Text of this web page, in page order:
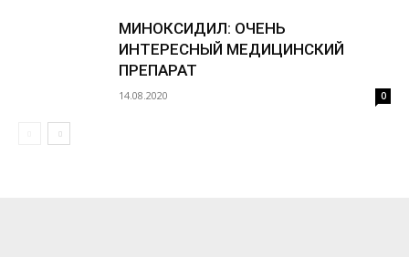
МИНОКСИДИЛ: ОЧЕНЬ
ИНТЕРЕСНЫЙ МЕДИЦИНСКИЙ
ПРЕПАРАТ
14.08.2020 0